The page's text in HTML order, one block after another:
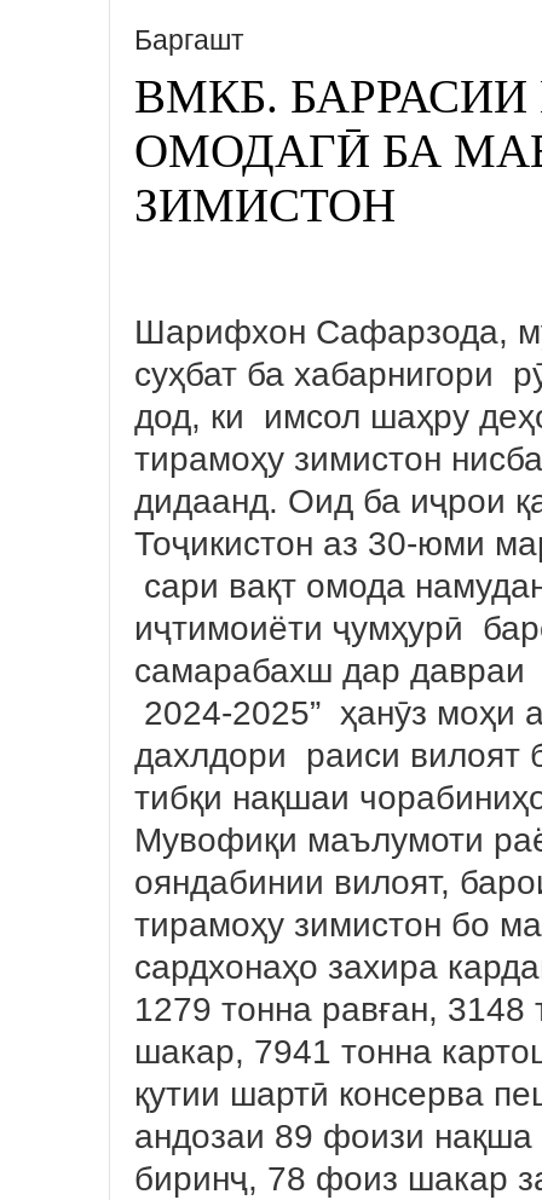
Баргашт
ВМКБ.
ОМОДАГӢ БА
ЗИМИСТОН
Шарифхон Сафарзода,
суҳбат ба хабарнигори
дод, ки имсол шаҳру
тирамоҳу зимистон
дидаанд. Оид ба иҷрои
Тоҷикистон аз 30-юми
сари вақт омода
иҷтимоиёти ҷумҳурӣ
самарабахш дар давраи
2024-2025” ҳанӯз моҳи
дахлдори раиси вилоят
тибқи нақшаи
Мувофиқи маълумоти
ояндабинии вилоят,
тирамоҳу зимистон бо
сардхонаҳо захира
1279 тонна равған,
шакар, 7941 тонна
қутии шартӣ консерва
андозаи 89 фоизи
биринҷ, 78 фоиз шакар